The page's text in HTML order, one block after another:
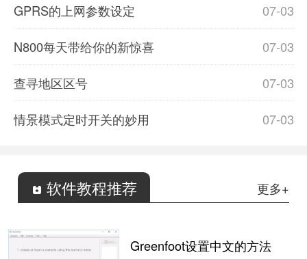
07-03
GPRS的上网参数设定
07-03
N800每天带给你的新惊喜
07-03
查寻地区区号
07-03
情景模式定时开关的妙用
软件教程推荐 更多+
Greenfoot设置中文的方法